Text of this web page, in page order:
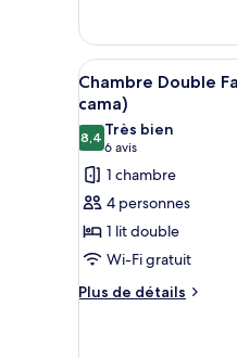
(deluxe
con
jacuzzi)
le
type
de
chambre
Junior
(deluxe
con
jacuzzi)
Afficher
toutes
les
photos
pour
ce
type
de
chambre :
Chambre
6
Chambre Double
cama)
8,48,4 sur 10
Très bien
6 avis
(6 avis)
1 chambre
4 personnes
1 lit double
Wi-Fi gratuit
Plus de détails
Plus